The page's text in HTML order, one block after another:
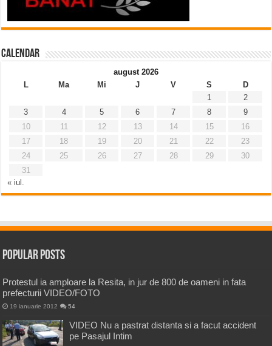
Calendar
august 2026
L
Ma Mi J V S
D
1
2
3
4 5 6 7 8
9
10
11 12 13 14 15
16
17
18 19 20 21 22
23
24
25 26 27 28 29
30
31
« iul.
Popular Posts
Protestul ia amploare la Resita, in jur de 800 de oameni in fata
prefecturii VIDEO/FOTO
19 ianuarie 2012 54
VIDEO Nu a pastrat distanta si a facut accident
pe Pasajul Intim